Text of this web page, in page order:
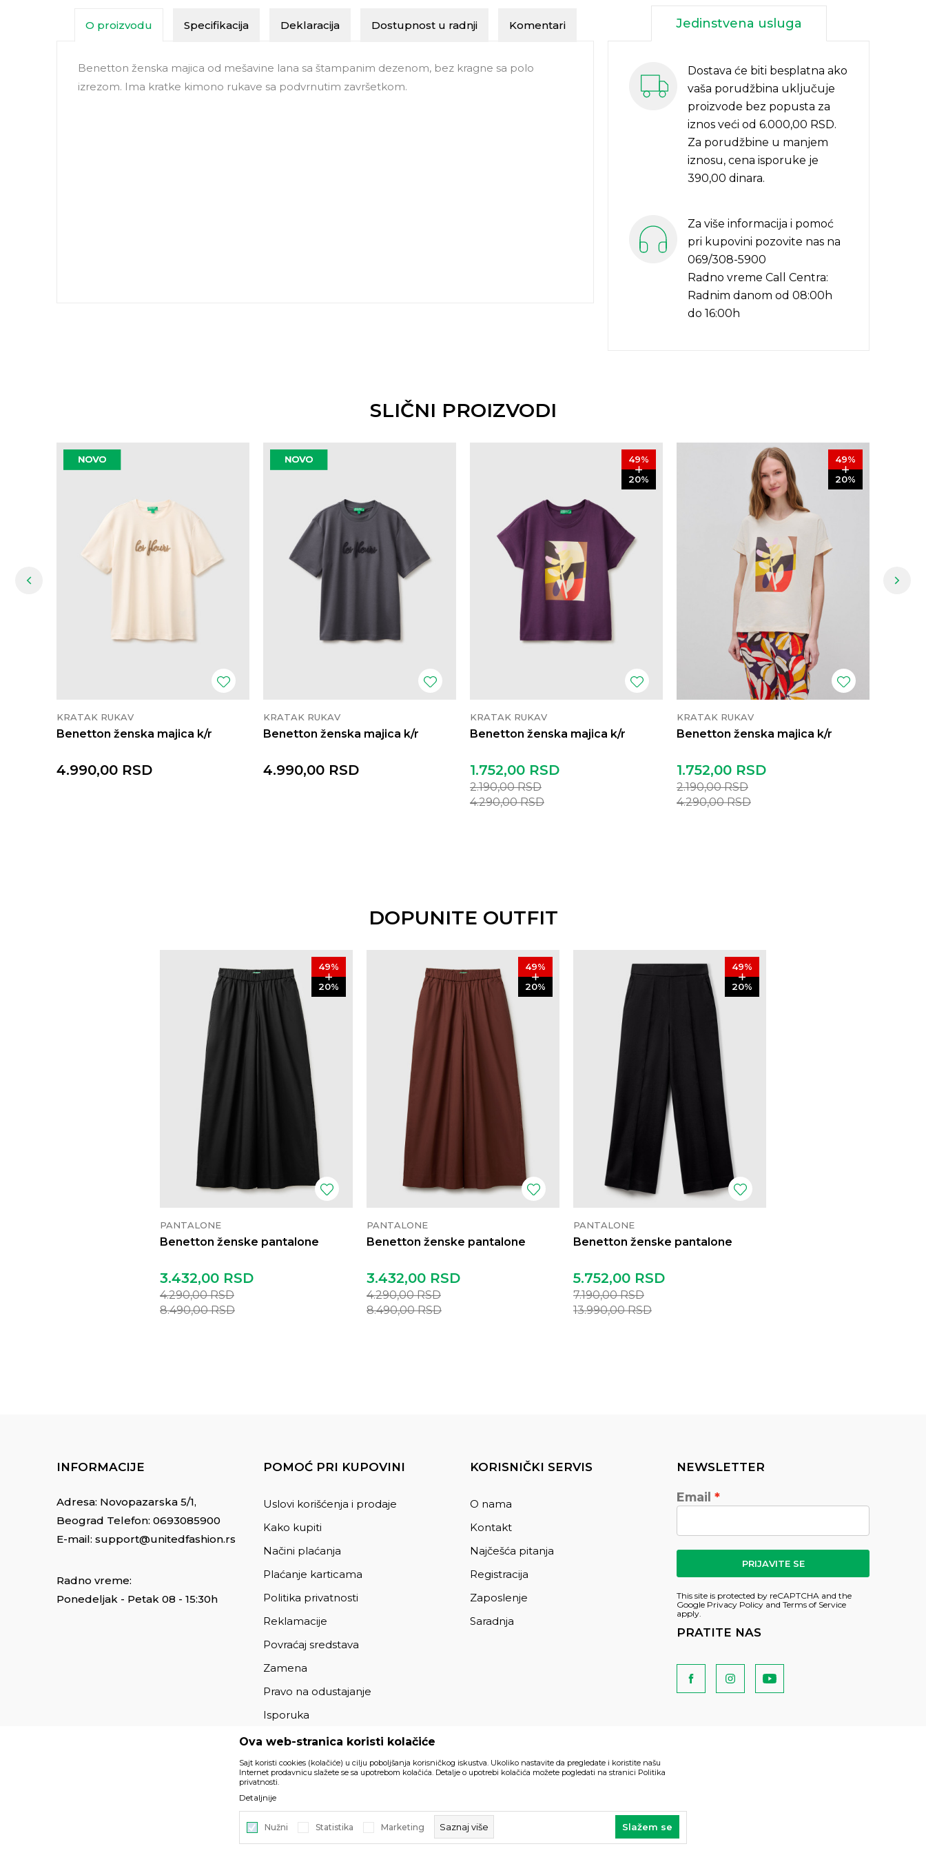
O proizvodu Specifikacija Deklaracija Dostupnost u radnji Komentari
Benetton ženska majica od mešavine lana sa štampanim dezenom, bez kragne sa polo
izrezom. Ima kratke kimono rukave sa podvrnutim završetkom.
Jedinstvena usluga
Dostava će biti besplatna ako
vaša porudžbina uključuje
proizvode bez popusta za
iznos veći od 6.000,00 RSD.
Za porudžbine u manjem
iznosu, cena isporuke je
390,00 dinara.
Za više informacija i pomoć
pri kupovini pozovite nas na
069/308-5900
Radno vreme Call Centra:
Radnim danom od 08:00h
do 16:00h
SLIČNI PROIZVODI
KRATAK RUKAV
Benetton ženska majica k/r
4.990,00 RSD
KRATAK RUKAV
Benetton ženska majica k/r
4.990,00 RSD
49%
20%
KRATAK RUKAV
Benetton ženska majica k/r
1.752,00 RSD
2.190,00RSD
4.290,00RSD
49%
20%
KRATAK RUKAV
Benetton ženska majica k/r
1.752,00 RSD
2.190,00RSD
4.290,00RSD
DOPUNITE OUTFIT
49%
20%
PANTALONE
Benetton ženske pantalone
3.432,00 RSD
4.290,00RSD
8.490,00RSD
49%
20%
PANTALONE
Benetton ženske pantalone
3.432,00 RSD
4.290,00RSD
8.490,00RSD
49%
20%
PANTALONE
Benetton ženske pantalone
5.752,00 RSD
7.190,00RSD
13.990,00RSD
INFORMACIJE
Adresa: Novopazarska 5/1,
Beograd Telefon: 0693085900
E-mail: support@unitedfashion.rs
Radno vreme:
Ponedeljak - Petak 08 - 15:30h
POMOĆ PRI KUPOVINI
Uslovi korišćenja i prodaje
Kako kupiti
Načini plaćanja
Plaćanje karticama
Politika privatnosti
Reklamacije
Povraćaj sredstava
Zamena
Pravo na odustajanje
Isporuka
KORISNIČKI SERVIS
O nama
Kontakt
Najčešća pitanja
Registracija
Zaposlenje
Saradnja
NEWSLETTER
Email
PRIJAVITE SE
This site is protected by reCAPTCHA and the
Google Privacy Policy and Terms of Service
apply.
PRATITE NAS
Podaci su informativnog karaktera i podložni su izmenama. Svi artikli prikazani na sajtu su
deo naše ponude i ne podrazumeva da su dostupni u svakom trenutku.
, IzradaNB SOFT
Ova web-stranica koristi kolačiće
Sajt koristi cookies (kolačiće) u cilju poboljšanja korisničkog iskustva. Ukoliko nastavite da pregledate i koristite našu
Internet prodavnicu slažete se sa upotrebom kolačića. Detalje o upotrebi kolačića možete pogledati na stranici Politika
privatnosti.
Detaljnije
Nužni Statistika Marketing Saznaj više Slažem se